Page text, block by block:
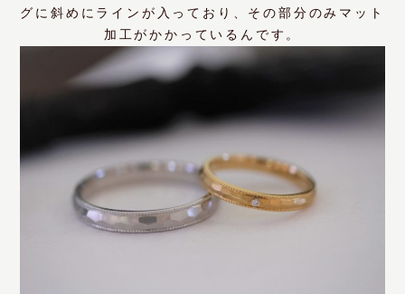
グに斜めにラインが入っており、その部分のみマット
加工がかかっているんです。